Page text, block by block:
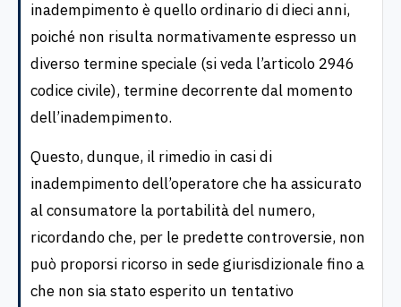
inadempimento è quello ordinario di dieci anni,
poiché non risulta normativamente espresso un
diverso termine speciale (si veda l’articolo 2946
codice civile), termine decorrente dal momento
dell’inadempimento.
Questo, dunque, il rimedio in casi di
inadempimento dell’operatore che ha assicurato
al consumatore la portabilità del numero,
ricordando che, per le predette controversie, non
può proporsi ricorso in sede giurisdizionale fino a
che non sia stato esperito un tentativo